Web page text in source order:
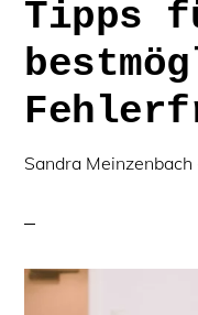
Tipps
Sandra Meinzenbach